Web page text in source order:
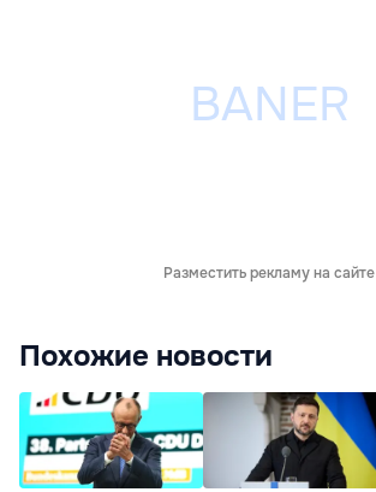
Разместить рекламу на сайте
Похожие новости